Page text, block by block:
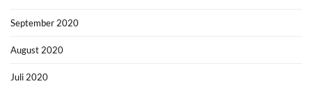
September 2020
August 2020
Juli 2020